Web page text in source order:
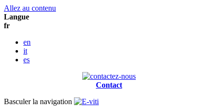
Allez au contenu
Langue
fr
en
it
es
Contact
Basculer la navigation